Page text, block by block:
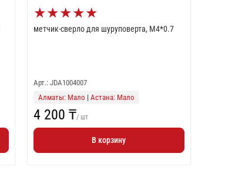
★★★★★
метчик-сверло для шуруповерта, M4*0.7
Арт.: JDA1004007
Алматы: Мало | Астана: Мало
4 200 ₸/ шт
В корзину